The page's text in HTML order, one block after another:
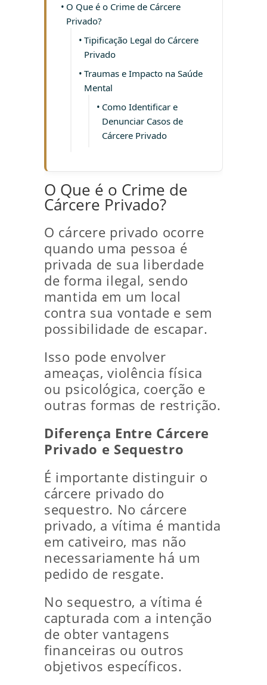
O Que é o Crime de Cárcere
Privado?
Tipificação Legal do Cárcere
Privado
Traumas e Impacto na Saúde
Mental
Como Identificar e
Denunciar Casos de
Cárcere Privado
O Que é o Crime de
Cárcere Privado?
O cárcere privado ocorre
quando uma pessoa é
privada de sua liberdade
de forma ilegal, sendo
mantida em um local
contra sua vontade e sem
possibilidade de escapar.
Isso pode envolver
ameaças, violência física
ou psicológica, coerção e
outras formas de restrição.
Diferença Entre Cárcere
Privado e Sequestro
É importante distinguir o
cárcere privado do
sequestro. No cárcere
privado, a vítima é mantida
em cativeiro, mas não
necessariamente há um
pedido de resgate.
No sequestro, a vítima é
capturada com a intenção
de obter vantagens
financeiras ou outros
objetivos específicos.